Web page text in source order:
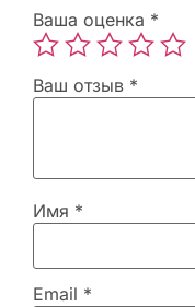
Ваша оценка *
Ваш отзыв *
Имя *
Email *